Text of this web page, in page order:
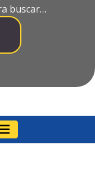
buscar…